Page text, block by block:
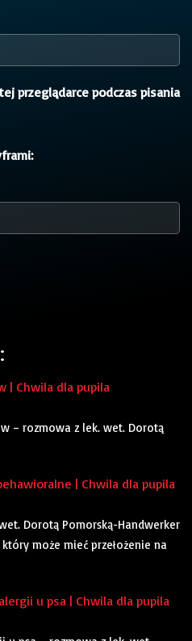
przeglądarce podczas pisania
| Chwila dla pupila
– rozmowa z lek. wet. Dorotą
| Chwila dla pupila
Dorotą Pomorską-Handwerker
może mieć przełożenie na
u psa | Chwila dla pupila